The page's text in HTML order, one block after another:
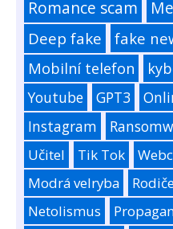
Romance scam
Deep fake fake
Mobilní telefon
Youtube
GPT3
Instagram
Učitel
Tik Tok
Modrá velryba
Netolismus